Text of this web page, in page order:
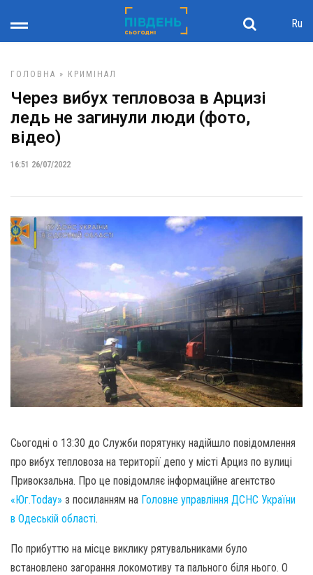
Ru
ГОЛОВНА » КРИМІНАЛ
Через вибух тепловоза в Арцизі
ледь не загинули люди (фото,
відео)
16:51 26/07/2022
Сьогодні о 13:30 до Служби порятунку надійшло повідомлення
про вибух тепловоза на території депо у місті Арциз по вулиці
Привокзальна. Про це повідомляє інформаційне агентство
«Юг.Today» з посиланням на Головне управління ДСНС України
в Одеській області.
По прибуттю на місце виклику рятувальниками було
встановлено загорання локомотиву та пального біля нього. О